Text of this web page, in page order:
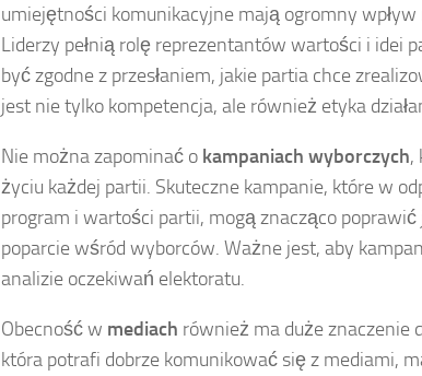
umiejętności komunikacyjne mają ogromny
Liderzy pełnią rolę reprezentantów wartości i idei
być zgodne z przesłaniem, jakie partia chce
jest nie tylko kompetencja, ale również etyka
Nie można zapominać o kampaniach wyborczych,
życiu każdej partii. Skuteczne kampanie, które w
program i wartości partii, mogą znacząco
poparcie wśród wyborców. Ważne jest, aby
analizie oczekiwań elektoratu.
Obecność w mediach również ma duże znaczenie
która potrafi dobrze komunikować się z mediami,